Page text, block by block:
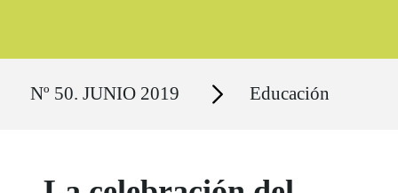
Nº 50. JUNIO 2019 Secciones Educación